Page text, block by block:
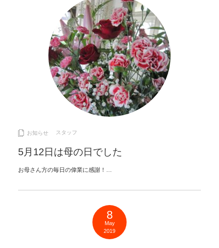
お知らせ スタッフ
5月12日は母の日でした
お母さん方の毎日の偉業に感謝！…
8
May
2019